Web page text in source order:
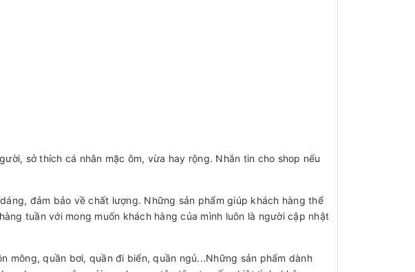
sở thích cá nhân mặc ôm, vừa hay rộng. Nhắn tin cho shop nếu
đảm bảo về chất lượng. Những sản phẩm giúp khách hàng thể
tuần với mong muốn khách hàng của mình luôn là người cập nhật
mông, quần bơi, quần đi biển, quần ngủ...Những sản phẩm dành